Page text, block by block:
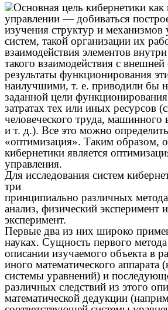
Основная цель кибернетики как
управлении — добиваться
изучения структур и механизмов
систем, такой организации их
взаимодействия элементов
такого взаимодействия с
результаты функционирования
наилучшими, т. е. приводили бы
заданной цели
затратах тех или иных ресурсов
человеческого труда, машинного
и т. д.). Все это можно
«оптимизация». Таким образом,
кибернетики является
управления.
Для исследования систем
три
принципиально различных
анализ, физический эксперимент
эксперимент.
Первые два из них широко
науках. Сущность первого метода
описании изучаемого объекта в
иного математического аппарата
системы уравнений) и
различных следствий из этого
математической дедукции